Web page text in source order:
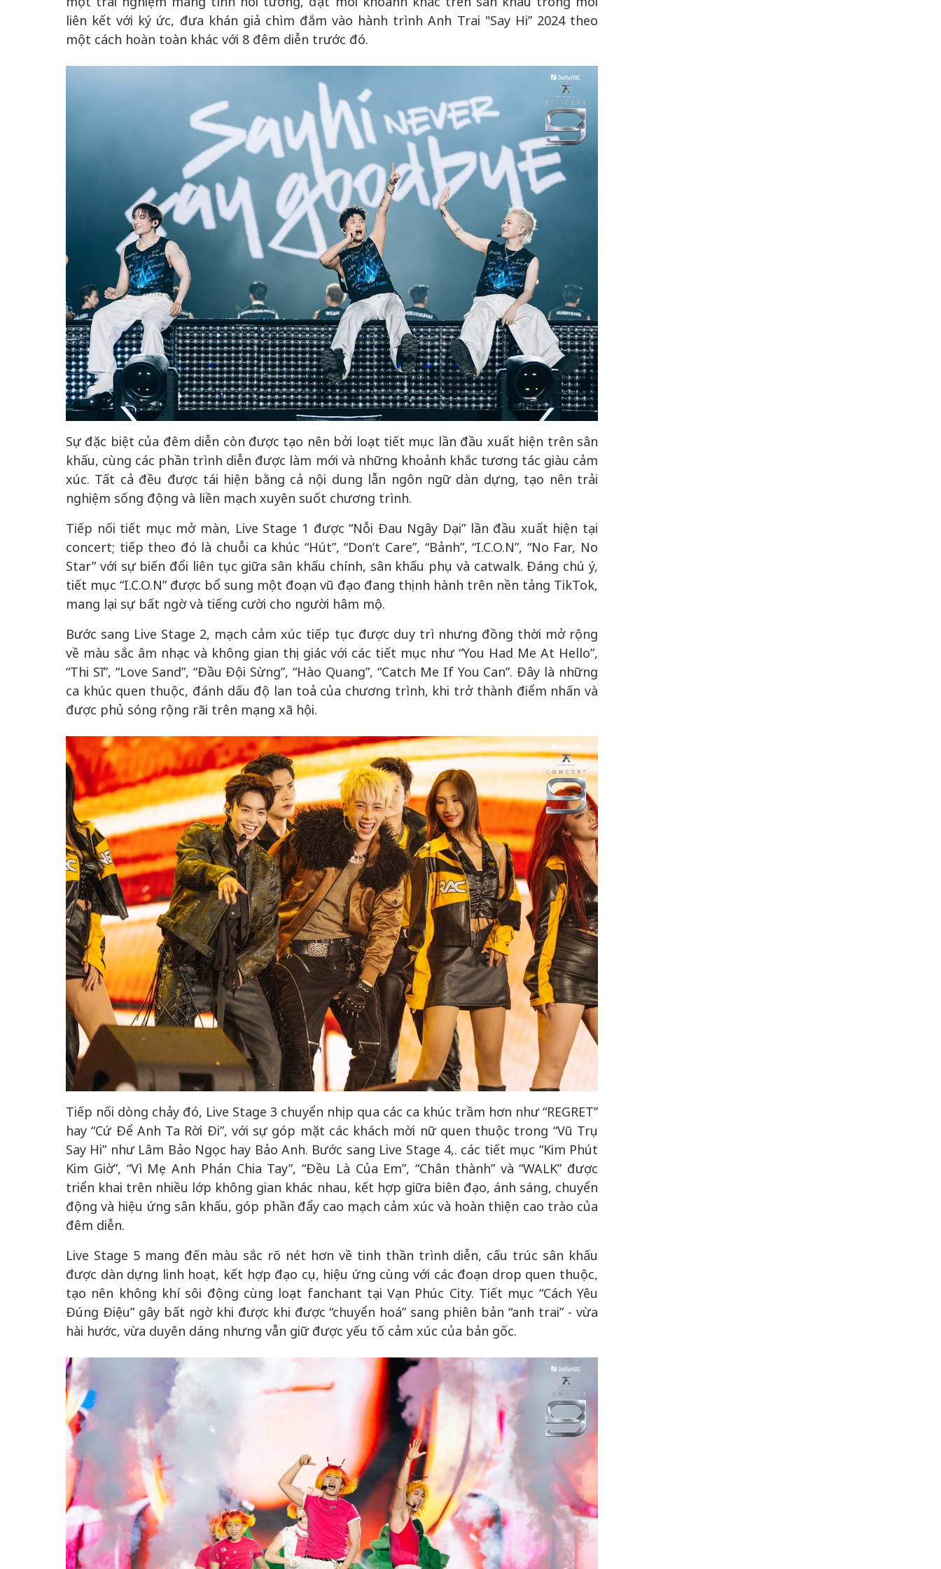
liên kết với ký ức, đưa khán giả chìm đắm vào hành trình Anh Trai "Say Hi” 2024 theo
một cách hoàn toàn khác với 8 đêm diễn trước đó.
Sự đặc biệt của đêm diễn còn được tạo nên bởi loạt tiết mục lần đầu xuất hiện trên sân
khấu, cùng các phần trình diễn được làm mới và những khoảnh khắc tương tác giàu cảm
xúc. Tất cả đều được tái hiện bằng cả nội dung lẫn ngôn ngữ dàn dựng, tạo nên trải
nghiệm sống động và liền mạch xuyên suốt chương trình.
Tiếp nối tiết mục mở màn, Live Stage 1 được “Nỗi Đau Ngây Dại” lần đầu xuất hiện tại
concert; tiếp theo đó là chuỗi ca khúc “Hút”, “Don’t Care”, “Bảnh”, “I.C.O.N”, “No Far, No
Star” với sự biến đổi liên tục giữa sân khấu chính, sân khấu phụ và catwalk. Đáng chú ý,
tiết mục “I.C.O.N” được bổ sung một đoạn vũ đạo đang thịnh hành trên nền tảng TikTok,
mang lại sự bất ngờ và tiếng cười cho người hâm mộ.
Bước sang Live Stage 2, mạch cảm xúc tiếp tục được duy trì nhưng đồng thời mở rộng
về màu sắc âm nhạc và không gian thị giác với các tiết mục như “You Had Me At Hello”,
“Thi Sĩ”, “Love Sand”, “Đầu Đội Sừng”, “Hào Quang”, “Catch Me If You Can”. Đây là những
ca khúc quen thuộc, đánh dấu độ lan toả của chương trình, khi trở thành điểm nhấn và
được phủ sóng rộng rãi trên mạng xã hội.
Tiếp nối dòng chảy đó, Live Stage 3 chuyển nhịp qua các ca khúc trầm hơn như “REGRET”
hay “Cứ Để Anh Ta Rời Đi”, với sự góp mặt các khách mời nữ quen thuộc trong “Vũ Trụ
Say Hi” như Lâm Bảo Ngọc hay Bảo Anh. Bước sang Live Stage 4,. các tiết mục “Kim Phút
Kim Giờ”, “Vì Mẹ Anh Phán Chia Tay”, “Đều Là Của Em”, “Chân thành” và “WALK” được
triển khai trên nhiều lớp không gian khác nhau, kết hợp giữa biên đạo, ánh sáng, chuyển
động và hiệu ứng sân khấu, góp phần đẩy cao mạch cảm xúc và hoàn thiện cao trào của
đêm diễn.
Live Stage 5 mang đến màu sắc rõ nét hơn về tinh thần trình diễn, cấu trúc sân khấu
được dàn dựng linh hoạt, kết hợp đạo cụ, hiệu ứng cùng với các đoạn drop quen thuộc,
tạo nên không khí sôi động cùng loạt fanchant tại Vạn Phúc City. Tiết mục “Cách Yêu
Đúng Điệu” gây bất ngờ khi được khi được “chuyển hoá” sang phiên bản “anh trai” - vừa
hài hước, vừa duyên dáng nhưng vẫn giữ được yếu tố cảm xúc của bản gốc.